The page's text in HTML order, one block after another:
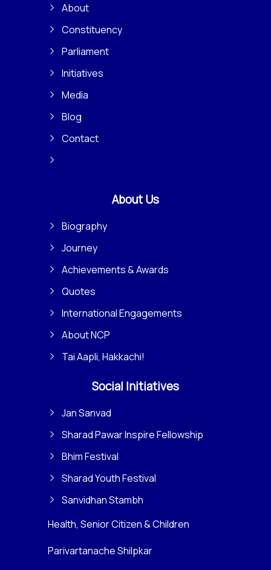
About
Constituency
Parliament
Initiatives
Media
Blog
Contact
About Us
Biography
Journey
Achievements & Awards
Quotes
International Engagements
About NCP
Tai Aapli, Hakkachi!
Social Initiatives
Jan Sanvad
Sharad Pawar Inspire Fellowship
Bhim Festival
Sharad Youth Festival
Sanvidhan Stambh
Health, Senior Citizen & Children
Parivartanache Shilpkar